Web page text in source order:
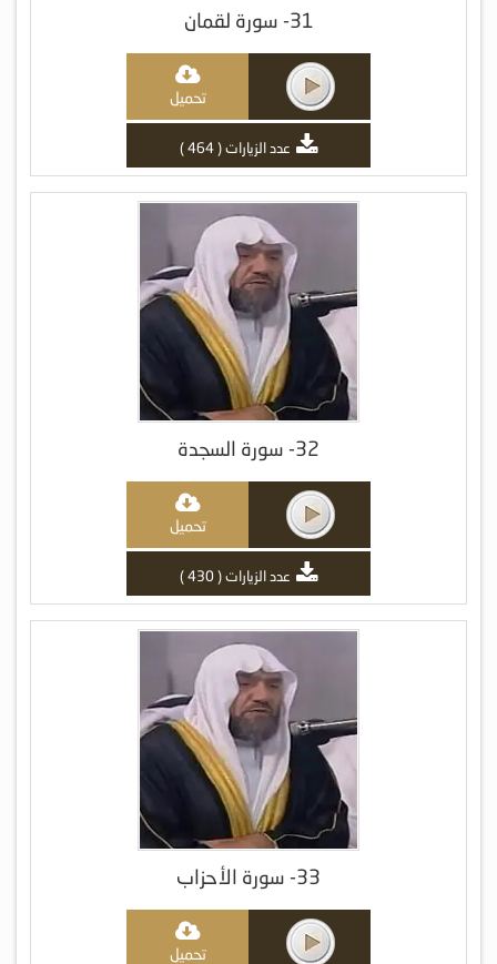
31- سورة لقمان
تحميل
عدد الزيارات ( 464 )
32- سورة السجدة
تحميل
عدد الزيارات ( 430 )
33- سورة الأحزاب
تحميل